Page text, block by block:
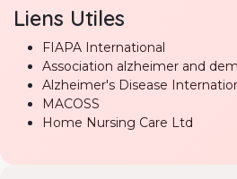
Liens Utiles
FIAPA International
Association alzheimer and
Alzheimer's Disease
MACOSS
Home Nursing Care Ltd